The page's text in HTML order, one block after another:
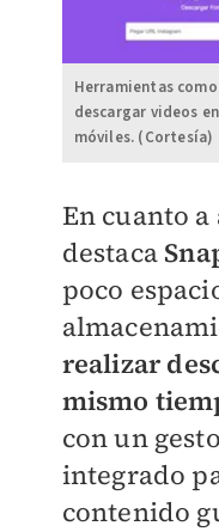
Herramientas
descargar videos
móviles. (Cortesía)
En cuanto
destaca
poco
realizar
mismo
con un
integrado
contenido